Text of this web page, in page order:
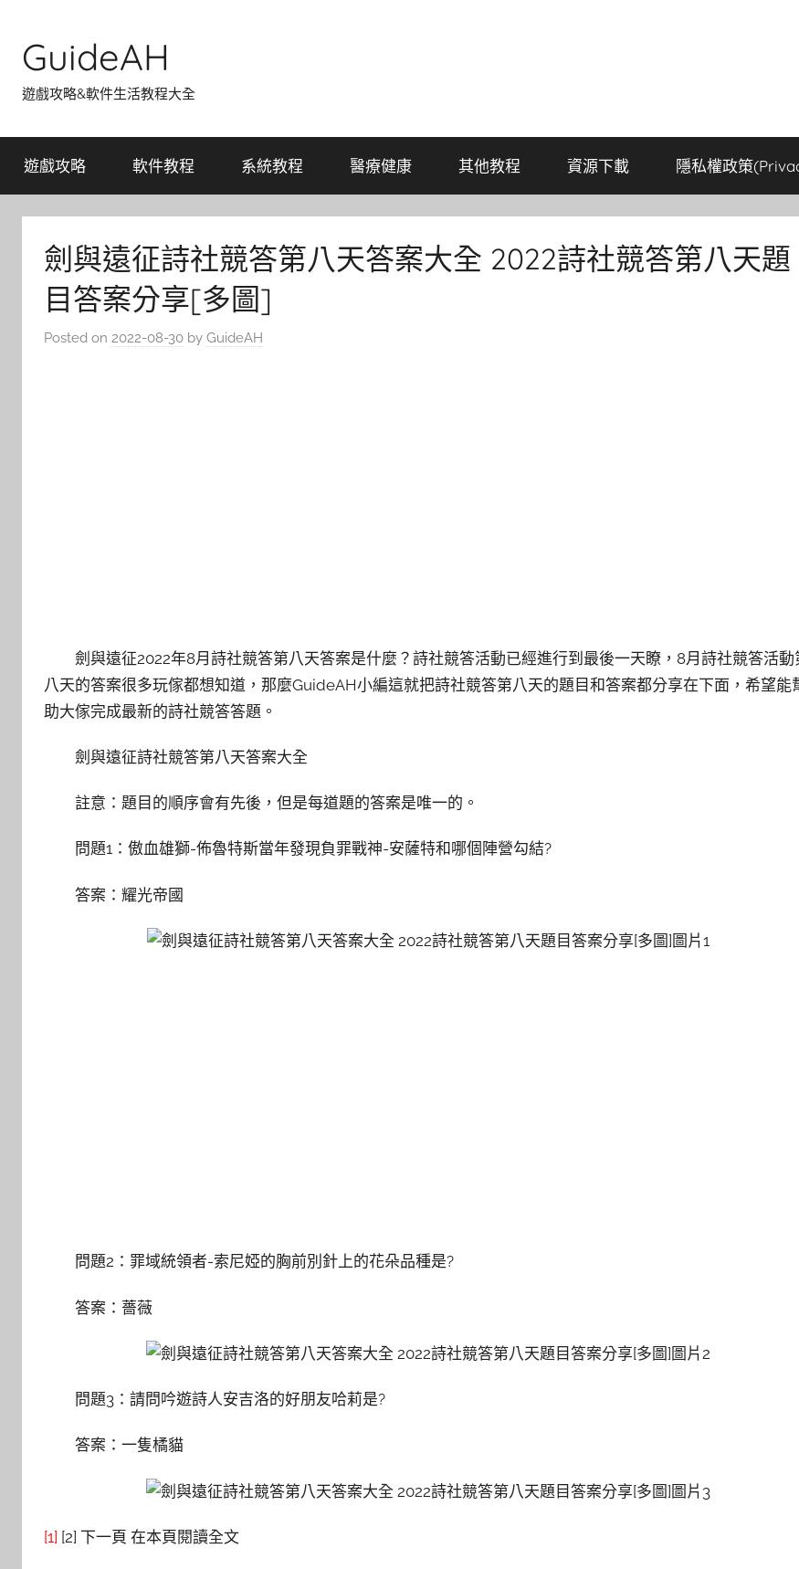
content
GuideAH
遊戲攻略&軟件生活教程大全
遊戲攻略 軟件教程 系統教程 醫療健康 其他教程 資源下載 隱私權政策
劍與遠征詩社競答第八天答案大全 2022詩社競答第八天題
目答案分享[多圖]
Posted on 2022-08-30 by GuideAH
劍與遠征2022年8月詩社競答第八天答案是什麼？詩社競答活動已經進行到最後一天瞭，8月詩社競答活動
八天的答案很多玩傢都想知道，那麼GuideAH小編這就把詩社競答第八天的題目和答案都分享在下面，希望能
助大傢完成最新的詩社競答答題。
劍與遠征詩社競答第八天答案大全
註意：題目的順序會有先後，但是每道題的答案是唯一的。
問題1：傲血雄獅-佈魯特斯當年發現負罪戰神-安薩特和哪個陣營勾結?
答案：耀光帝國
問題2：罪域統領者-索尼婭的胸前別針上的花朵品種是?
答案：薔薇
問題3：請問吟遊詩人安吉洛的好朋友哈莉是?
答案：一隻橘貓
[1] [2] 下一頁 在本頁閱讀全文